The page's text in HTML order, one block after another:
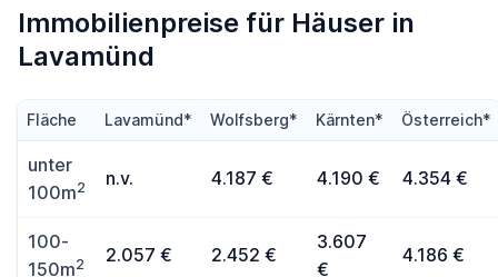
Immobilienpreise für Häuser in
Lavamünd
Fläche Lavamünd* Wolfsberg* Kärnten* Österreich*
unter
100m2 n.v. 4.187 € 4.190 € 4.354 €
100-
150m2 2.057 € 2.452 €
3.607
€
4.186 €